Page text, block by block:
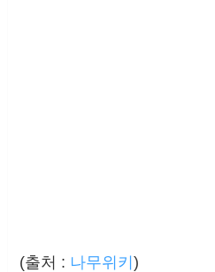
(출처 : 나무위키)